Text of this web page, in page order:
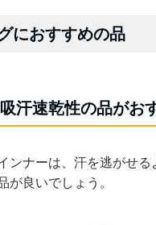
におすすめの品
汗速乾性の品がお
ンナーは、汗を逃がせ
が良いでしょう。